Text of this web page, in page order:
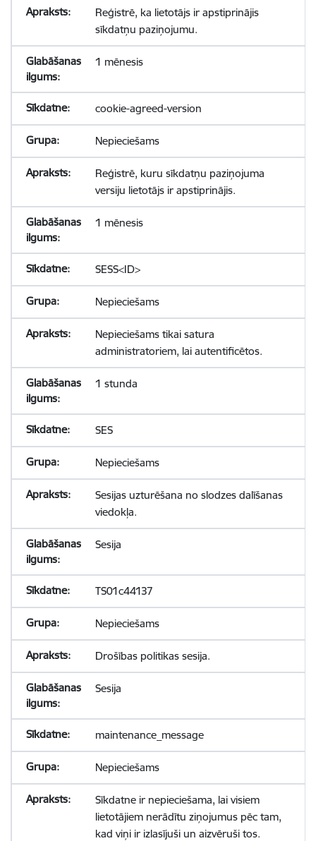
Reģistrē, ka lietotājs ir apstiprinājis
sīkdatņu paziņojumu.
1 mēnesis
cookie-agreed-version
Nepieciešams
Reģistrē, kuru sīkdatņu paziņojuma
versiju lietotājs ir apstiprinājis.
1 mēnesis
SESS<ID>
Nepieciešams
Nepieciešams tikai satura
administratoriem, lai autentificētos.
1 stunda
SES
Nepieciešams
Sesijas uzturēšana no slodzes dalīšanas
viedokļa.
Sesija
TS01c44137
Nepieciešams
Drošības politikas sesija.
Sesija
maintenance_message
Nepieciešams
Sīkdatne ir nepieciešama, lai visiem
lietotājiem nerādītu ziņojumus pēc tam,
kad viņi ir izlasījuši un aizvēruši tos.